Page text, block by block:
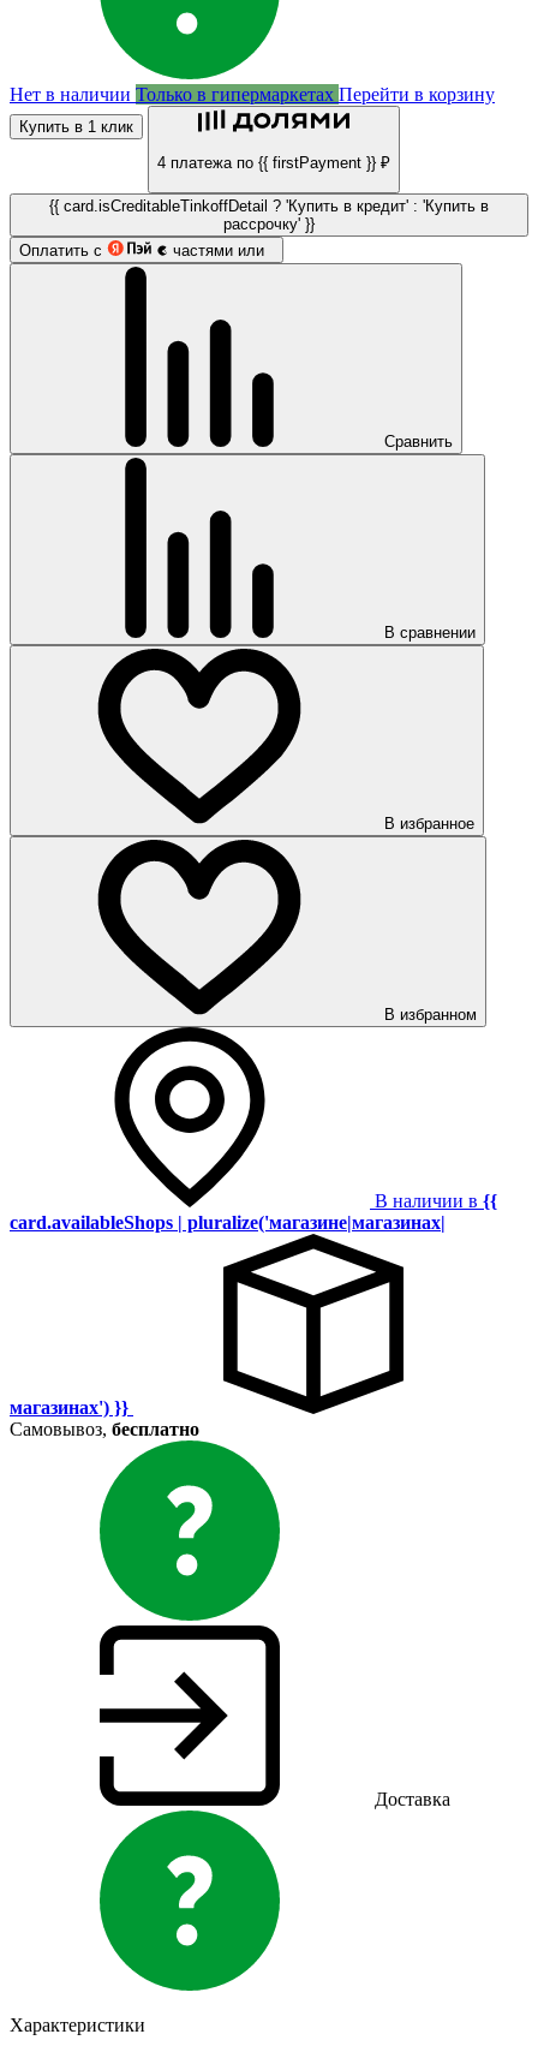
Нет в наличии Только в гипермаркетах Перейти в корзину
Купить в 1 клик
4 платежа по {{ firstPayment }} ₽
{{ card.isCreditableTinkoffDetail ? 'Купить в кредит' : 'Купить в
рассрочку' }}
Оплатить с
частями или
Сравнить
В сравнении
В избранное
В избранном
В наличии в {{
card.availableShops | pluralize('магазине|магазинах|
магазинах') }}
Самовывоз, бесплатно
Доставка
Характеристики